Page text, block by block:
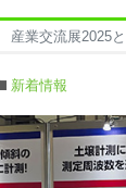
産業交流展2025
新着情報